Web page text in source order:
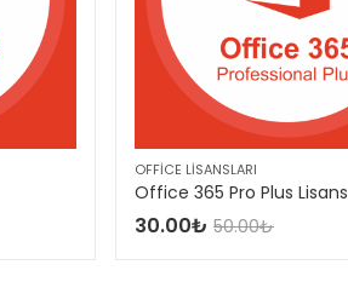
OFFICE LISANSLARI
Office 365 Pro Plus Lisans
30.00₺ 50.00₺